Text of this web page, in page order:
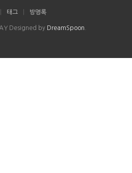
태그 방명록
Designed by DreamSpoon